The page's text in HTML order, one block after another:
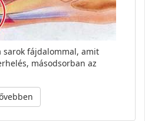
sarok fájdalommal, amit
másodsorban az